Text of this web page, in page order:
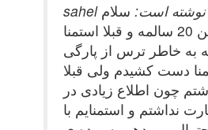
sahel نوشته است: سلام
اقای دکتر من 20 سالمه و قبلا استمنا
به خاطر ترس از پارگی
دست کشیدم ولی قبلا
چون اطلاع زیادی در
نداشتم و استمنایم با